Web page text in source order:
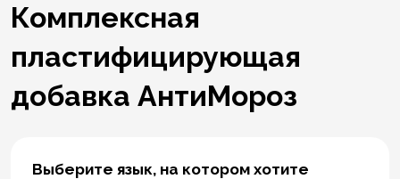
Комплексная
пластифицирующая
добавка АнтиМороз
Выберите язык, на котором хотите